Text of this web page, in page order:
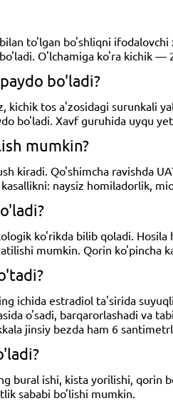
to'lgan bo'shliqni
O'lchamiga ko'ra kichik
bo'ladi?
tos a'zosidagi surunkali
bo'ladi. Xavf guruhida uyqu
mumkin?
kiradi. Qo'shimcha ravishda
naysiz homiladorlik,
ko'rikda bilib qoladi.
mumkin. Qorin ko'pincha
ichida estradiol ta'sirida
o'sadi, barqarorlashadi va
jinsiy bezda ham 6
bural ishi, kista yorilishi,
sababi bo'lishi mumkin.